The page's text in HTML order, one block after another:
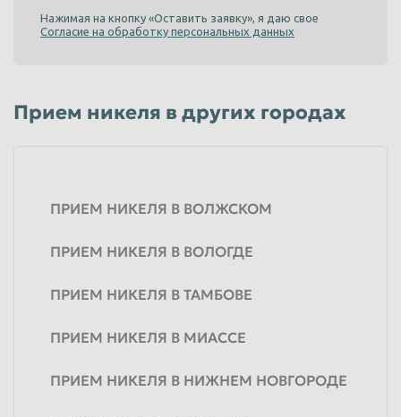
Нажимая на кнопку «Оставить заявку», я даю свое
Согласие на обработку персональных данных
Прием никеля в других городах
ПРИЕМ НИКЕЛЯ В ВОЛЖСКОМ
ПРИЕМ НИКЕЛЯ В ВОЛОГДЕ
ПРИЕМ НИКЕЛЯ В ТАМБОВЕ
ПРИЕМ НИКЕЛЯ В МИАССЕ
ПРИЕМ НИКЕЛЯ В НИЖНЕМ НОВГОРОДЕ